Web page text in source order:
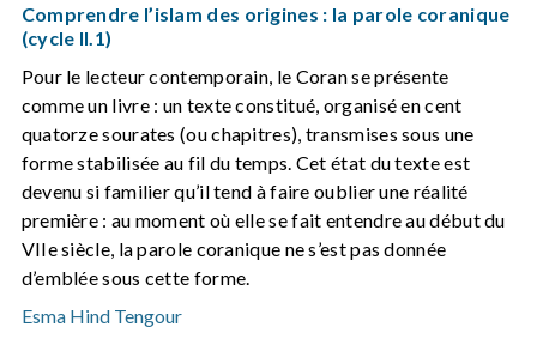
Comprendre l’islam des origines : la parole coranique
(cycle II.1)
Pour le lecteur contemporain, le Coran se présente
comme un livre : un texte constitué, organisé en cent
quatorze sourates (ou chapitres), transmises sous une
forme stabilisée au fil du temps. Cet état du texte est
devenu si familier qu’il tend à faire oublier une réalité
première : au moment où elle se fait entendre au début du
VIIe siècle, la parole coranique ne s’est pas donnée
d’emblée sous cette forme.
Esma Hind Tengour